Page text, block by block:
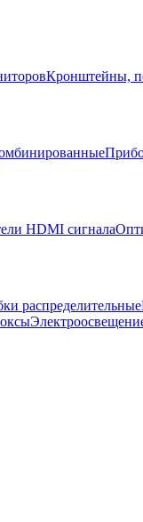
Кронштейны,
HDMI сигнала
распределительные